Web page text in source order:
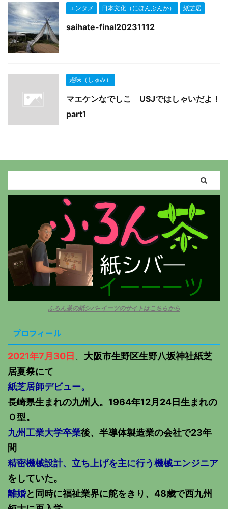
エンタメ 日本文化（にほんぶんか） 紙芝居
saihate-final20231112
趣味（しゅみ）
マエケンなでしこ USJではしゃいだよ！
part1
ふろん茶の紙シバ−イーツのサイトはこちらから
プロフィール
2021年7月30日 、 大阪市生野区生野八坂神社紙芝
居夏祭にて
紙芝居師デビュー。
長崎県生まれの九州人。1964年12月24日生まれの
Ｏ型。
九州工業大学卒業後、半導体製造業の会社で23年
間
精密機械設計、立ち上げを主に行う機械エンジニア
をしていた。
離婚と同時に福祉業界に舵をきり、48歳で西九州